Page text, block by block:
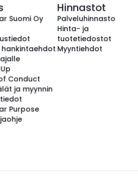
Suomi Oy
hankintaehdot
Conduct
ja myynnin
Purpose
Hinnastot
Palveluhinnasto
Hinta- ja
tuotetiedostot
Myyntiehdot